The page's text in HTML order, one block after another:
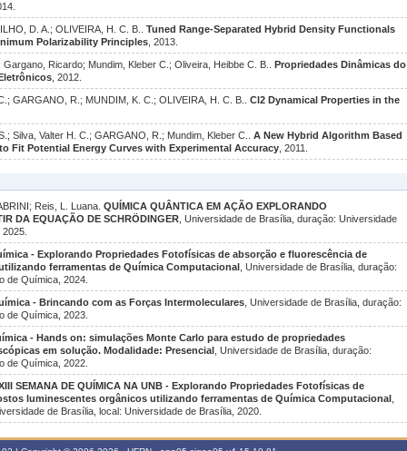
D. A.; OLIVEIRA, H. C. B.. Tuned Range-Separated Hybrid Density Functionals
Polarizability Principles , 2013.
Ricardo; Mundim, Kleber C.; Oliveira, Heibbe C. B.. Propriedades Dinâmicas do
, 2012.
GARGANO, R.; MUNDIM, K. C.; OLIVEIRA, H. C. B.. Cl2 Dynamical Properties in the
Silva, Valter H. C.; GARGANO, R.; Mundim, Kleber C.. A New Hybrid Algorithm Based
Fit Potential Energy Curves with Experimental Accuracy , 2011.
Reis, L. Luana. QUÍMICA QUÂNTICA EM AÇÃO EXPLORANDO
DA EQUAÇÃO DE SCHRÖDINGER , Universidade de Brasília, duração: Universidade
- Explorando Propriedades Fotofísicas de absorção e fluorescência de
ferramentas de Química Computacional , Universidade de Brasília, duração:
de Química, 2024.
- Brincando com as Forças Intermoleculares , Universidade de Brasília, duração:
de Química, 2023.
- Hands on: simulações Monte Carlo para estudo de propriedades
em solução. Modalidade: Presencial , Universidade de Brasília, duração:
de Química, 2022.
SEMANA DE QUÍMICA NA UNB - Explorando Propriedades Fotofísicas de
luminescentes orgânicos utilizando ferramentas de Química Computacional
de Brasília, local: Universidade de Brasília, 2020.